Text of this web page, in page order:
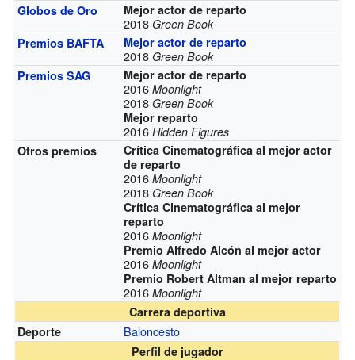
Globos de Oro
Mejor actor de reparto
2018 Green Book
Premios BAFTA
Mejor actor de reparto
2018 Green Book
Premios SAG
Mejor actor de reparto
2016Moonlight
2018 Green Book
Mejor reparto
2016Hidden Figures
Otros premios
Crítica Cinematográfica al mejor actor
de reparto
2016Moonlight
2018 Green Book
Crítica Cinematográfica al mejor
reparto
2016Moonlight
Premio Alfredo Alcón al mejor actor
2016Moonlight
Premio Robert Altman al mejor reparto
2016Moonlight
Carrera deportiva
Deporte
Baloncesto
Perfil de jugador